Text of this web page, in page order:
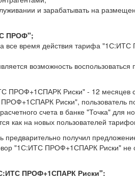
и зарабатывать на
ПРОФ";
все время действия тарифа
возможность
ПРОФ+1СПАРК Риски" - 12 месяцев
Риски", пользователь
счета в банке "Точка" для
как на новых пользователей
предварительно получил
"1С:ИТС ПРОФ+1СПАРК Риски" не
ПРОФ+1СПАРК Риски":